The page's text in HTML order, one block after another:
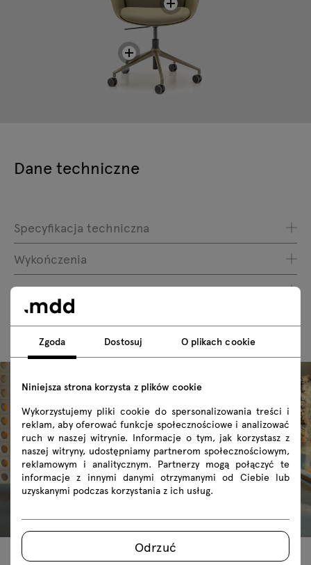
Dane techniczne
Specyfikacja techniczna
Wykończenia
Ekologia
Zgoda Dostosuj O plikach cookie
Niniejsza strona korzysta z plików cookie
Wykorzystujemy pliki cookie do spersonalizowania treści i
reklam, aby oferować funkcje społecznościowe i analizować
ruch w naszej witrynie. Informacje o tym, jak korzystasz z
naszej witryny, udostępniamy partnerom społecznościowym,
reklamowym i analitycznym. Partnerzy mogą połączyć te
informacje z innymi danymi otrzymanymi od Ciebie lub
uzyskanymi podczas korzystania z ich usług.
Odrzuć